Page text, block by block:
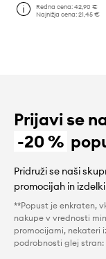
Redna cena:42,90 €
Najnižja cena:21,45 €
Prijavi se
-20 %
Pridruži se naši
promocijah in
**Popust je enkraten,
nakupe v vrednosti
promocijami, nekateri
podrobnosti glej stran: